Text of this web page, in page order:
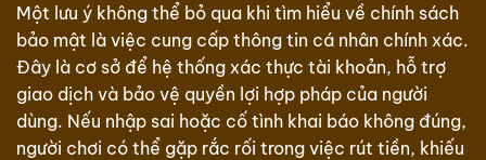
Một lưu ý không thể bỏ qua khi tìm hiểu về chính sách
bảo mật là việc cung cấp thông tin cá nhân chính xác.
Đây là cơ sở để hệ thống xác thực tài khoản, hỗ trợ
giao dịch và bảo vệ quyền lợi hợp pháp của người
dùng. Nếu nhập sai hoặc cố tình khai báo không đúng,
người chơi có thể gặp rắc rối trong việc rút tiền, khiếu